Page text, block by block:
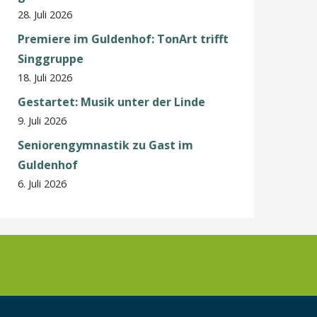
28. Juli 2026
Premiere im Guldenhof: TonArt trifft
Singgruppe
18. Juli 2026
Gestartet: Musik unter der Linde
9. Juli 2026
Seniorengymnastik zu Gast im
Guldenhof
6. Juli 2026